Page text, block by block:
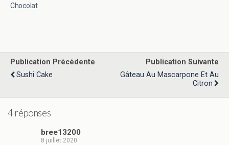
Chocolat
Publication Précédente
Sushi Cake
Publication Suivante
Gâteau Au Mascarpone Et Au
Citron
4 réponses
bree13200
8 juillet 2020